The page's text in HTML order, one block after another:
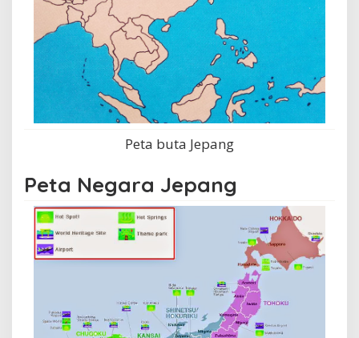
Peta buta Jepang
Peta Negara Jepang